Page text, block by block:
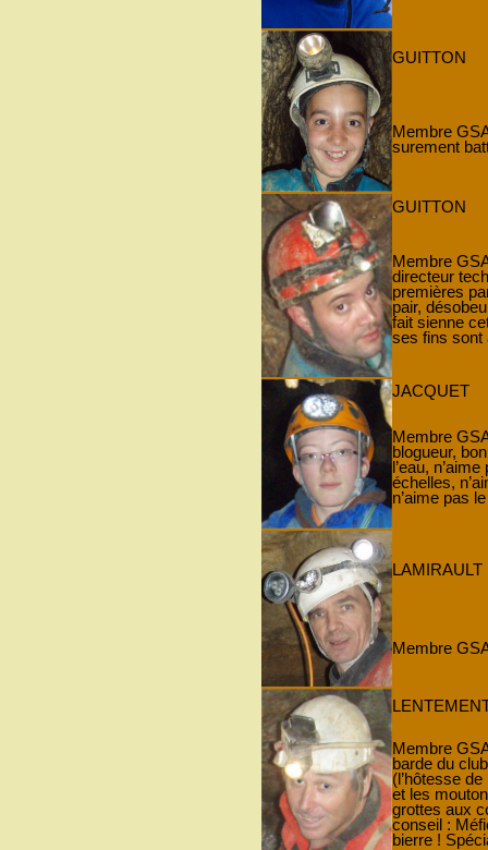
GUITTON
Membre
surement
GUITTON
Membre
directeur
premières
pair,
fait sienne
ses fins sont
JACQUET
Membre
blogueur,
l’eau,
échelles,
n’aime pas
LAMIRAULT
Membre
Membre
barde du
(l’hôtesse
et les
grottes aux
conseil :
bierre !